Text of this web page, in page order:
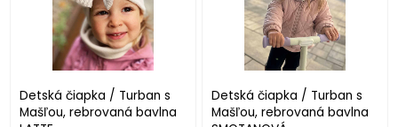
Detská čiapka / Turban s
Mašľou, rebrovaná bavlna
Detská čiapka / Turban s
Mašľou, rebrovaná bavlna